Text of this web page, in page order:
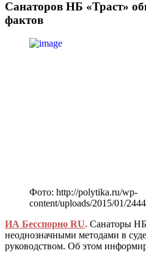
Санаторов НБ «Траст»
фактов
Фото: http://polytika.ru/wp-
content/uploads/2015/01/
ИА Бесспорно RU. Санаторы НБ
неоднозначными методами в
руководством. Об этом